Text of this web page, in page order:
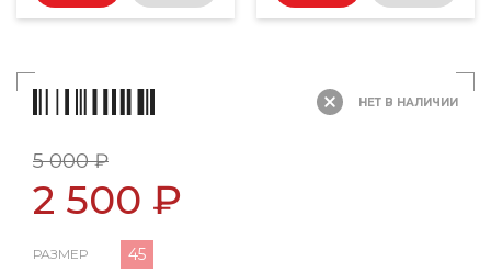
НЕТ В НАЛИЧИИ
5 000 ₽
2 500 ₽
РАЗМЕР 45